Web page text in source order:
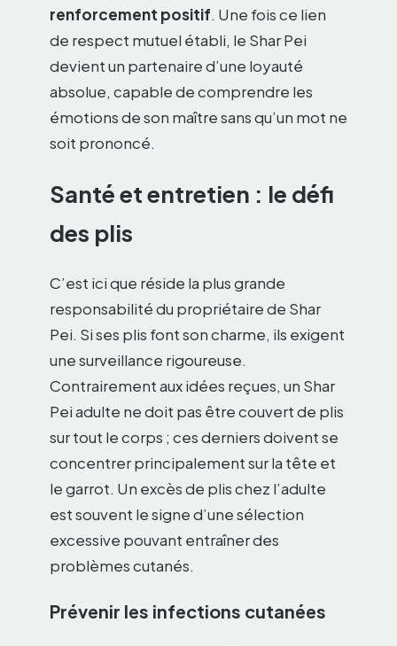
renforcement positif. Une fois ce lien
de respect mutuel établi, le Shar Pei
devient un partenaire d’une loyauté
absolue, capable de comprendre les
émotions de son maître sans qu’un mot ne
soit prononcé.
Santé et entretien : le défi
des plis
C’est ici que réside la plus grande
responsabilité du propriétaire de Shar
Pei. Si ses plis font son charme, ils exigent
une surveillance rigoureuse.
Contrairement aux idées reçues, un Shar
Pei adulte ne doit pas être couvert de plis
sur tout le corps ; ces derniers doivent se
concentrer principalement sur la tête et
le garrot. Un excès de plis chez l’adulte
est souvent le signe d’une sélection
excessive pouvant entraîner des
problèmes cutanés.
Prévenir les infections cutanées